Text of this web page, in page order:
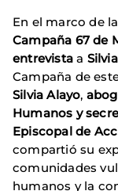
En el marco de
Campaña 67 de
entrevistaa
Campaña de
Silvia Alayo,
Humanos y
Episcopal de
compartió su
comunidades
humanos y la